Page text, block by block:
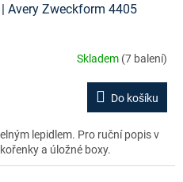
Avery Zweckform 4405
Skladem (7 balení)
Do košíku
lepidlem. Pro ruční popis v
a úložné boxy.